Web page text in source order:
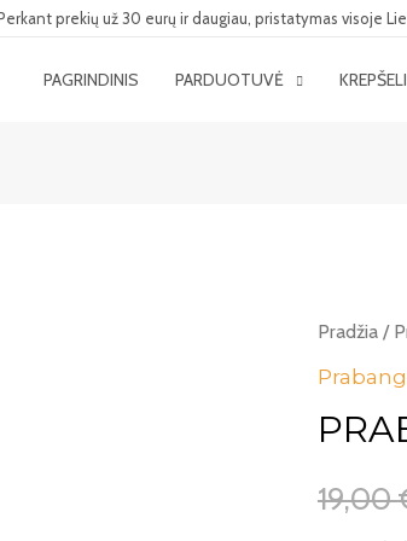
prekių už 30 eurų ir daugiau, pristatymas visoje
PAGRINDINIS PARDUOTUVĖ
Pradžia/
19,00